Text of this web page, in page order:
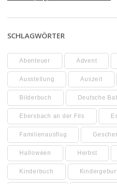
SCHLAGWÖRTER
Abenteuer Advent
Ausstellung Auszeit
Bilderbuch Deutsche
Ebersbach an der Fils
Familienausflug
Halloween Herbst
Kinderbuch